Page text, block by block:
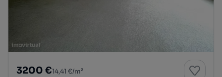
3200 €14,41 €/m²